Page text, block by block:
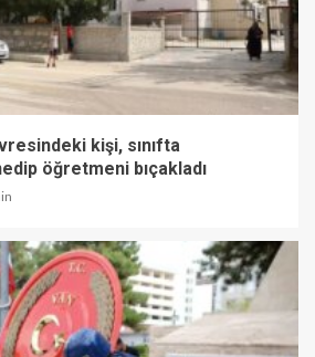
kişi, sınıfta
öğretmeni bıçakladı